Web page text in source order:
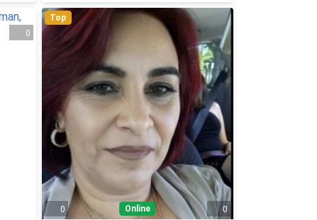
0
Top
0 Online 0